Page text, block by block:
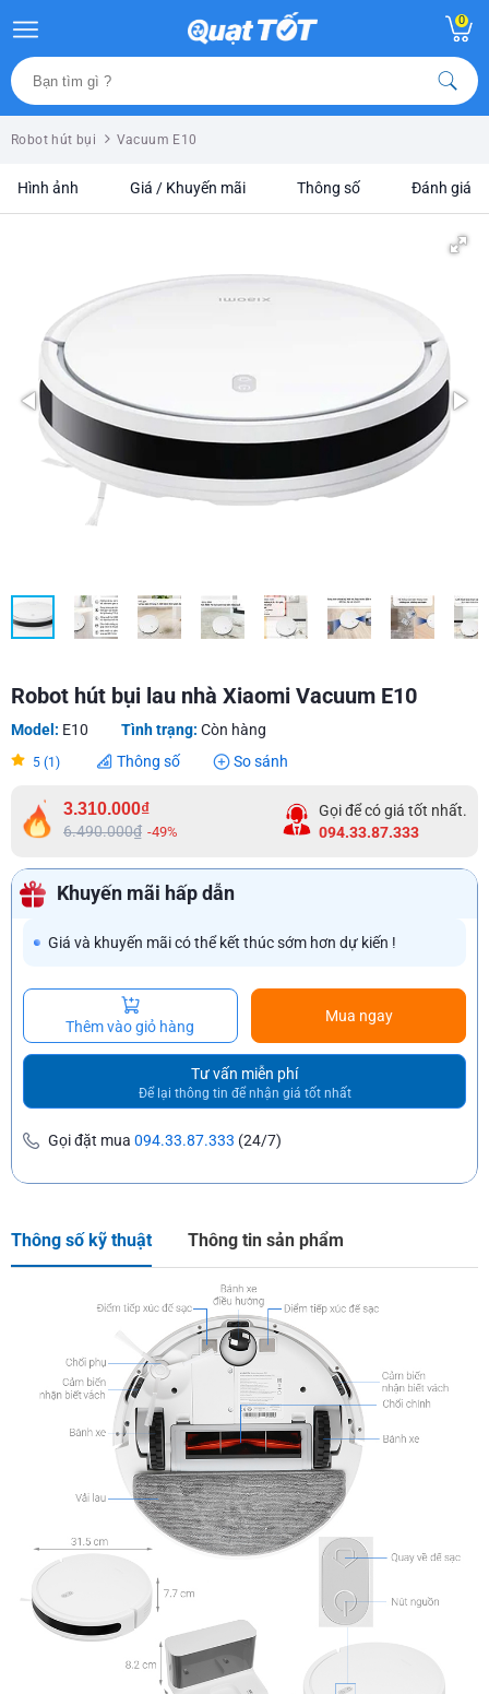
0
Robot hút bụi Vacuum E10
Hình ảnh Giá / Khuyến mãi Thông số Đánh giá
Robot hút bụi lau nhà Xiaomi Vacuum E10
Model: E10 Tình trạng: Còn hàng
5 (1) Thông số So sánh
3.310.000₫
6.490.000₫ -49%
Gọi để có giá tốt nhất.
094.33.87.333
Khuyến mãi hấp dẫn
Giá và khuyến mãi có thể kết thúc sớm hơn dự kiến !
Thêm vào giỏ hàng
Mua ngay
Tư vấn miễn phí
Để lại thông tin để nhận giá tốt nhất
Gọi đặt mua 094.33.87.333 (24/7)
Thông số kỹ thuật Thông tin sản phẩm